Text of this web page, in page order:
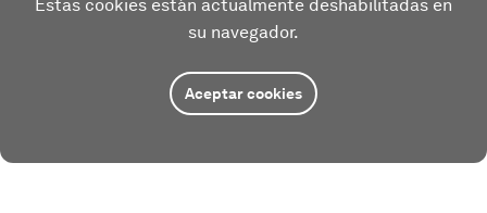
Estas cookies están actualmente deshabilitadas en
su navegador.
Aceptar cookies